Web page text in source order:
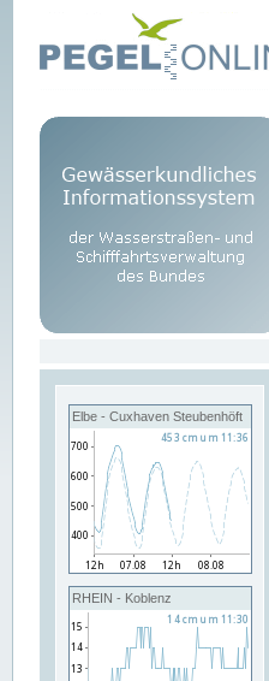
Elbe - Cuxhaven Steubenhöft
RHEIN - Koblenz